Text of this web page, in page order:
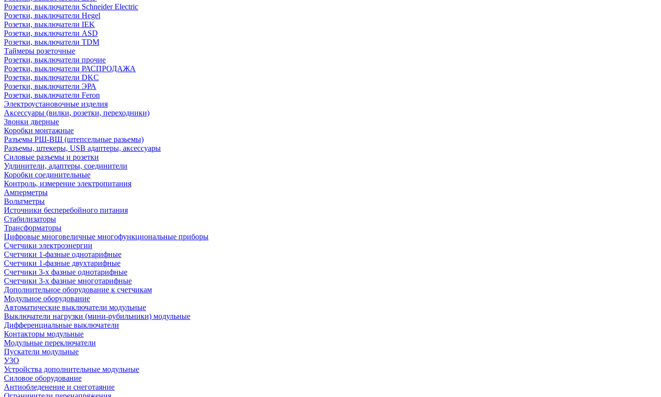
Розетки, выключатели Schneider Electric
Розетки, выключатели Hegel
Розетки, выключатели IEK
Розетки, выключатели ASD
Розетки, выключатели TDM
Таймеры розеточные
Розетки, выключатели прочие
Розетки, выключатели РАСПРОДАЖА
Розетки, выключатели DKC
Розетки, выключатели ЭРА
Розетки, выключатели Feron
Электроустановочные изделия
Аксессуары (вилки, розетки, переходники)
Звонки дверные
Коробки монтажные
Разъемы РШ-ВШ (штепсельные разьемы)
Разъемы, штекеры, USB адаптеры, аксессуары
Силовые разъемы и розетки
Удлинители, адаптеры, соединители
Коробки соединительные
Контроль, измерение электропитания
Амперметры
Вольтметры
Источники бесперебойного питания
Стабилизаторы
Трансформаторы
Цифровые многовеличные многофункциональные приборы
Счетчики электроэнергии
Счетчики 1-фазные однотарифные
Счетчики 1-фазные двухтарифные
Счетчики 3-х фазные однотарифные
Счетчики 3-х фазные многотарифные
Дополнительное оборудование к счетчикам
Модульное оборудование
Автоматические выключатели модульные
Выключатели нагрузки (мини-рубильники) модульные
Дифференциальные выключатели
Контакторы модульные
Модульные переключатели
Пускатели модульные
УЗО
Устройства дополнительные модульные
Силовое оборудование
Антиобледенение и снеготаяние